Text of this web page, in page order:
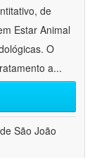
de
Estar Animal
O
a...
São João